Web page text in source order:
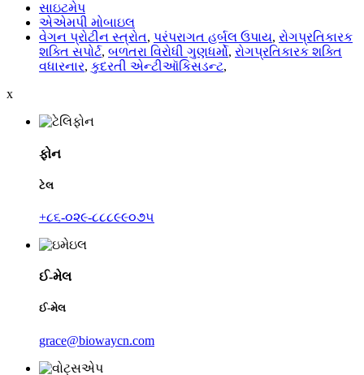
સાઇટમેપ
એએમપી મોબાઇલ
વેગન પ્રોટીન સ્ત્રોત, પરંપરાગત હર્બલ ઉપાય, રોગપ્રતિકારક
શક્તિ સપોર્ટ, બળતરા વિરોધી ગુણધર્મો, રોગપ્રતિકારક શક્તિ
વધારનાર, કુદરતી એન્ટીઑકિસડન્ટ,
x
ફોન
ટેલ
+૮૬-૦૨૯-૮૮૮૯૯૦૭૫
ઈ-મેલ
ઈ-મેલ
grace@biowaycn.com